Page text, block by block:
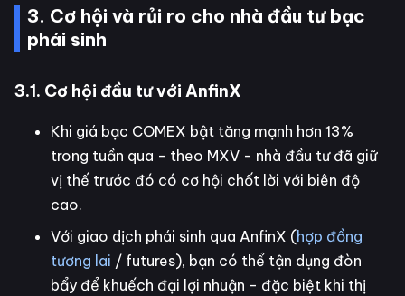
3. Cơ hội và rủi ro cho nhà đầu tư bạc
phái sinh
3.1. Cơ hội đầu tư với AnfinX
Khi giá bạc COMEX bật tăng mạnh hơn 13%
trong tuần qua - theo MXV - nhà đầu tư đã giữ
vị thế trước đó có cơ hội chốt lời với biên độ
cao.
Với giao dịch phái sinh qua AnfinX (hợp đồng
tương lai / futures), bạn có thể tận dụng đòn
bẩy để khuếch đại lợi nhuận - đặc biệt khi thị